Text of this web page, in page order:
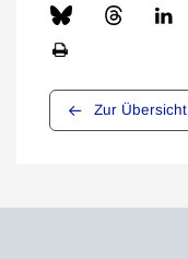
Zur Übersicht